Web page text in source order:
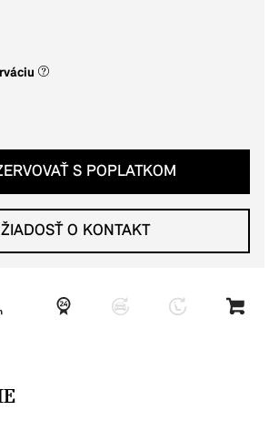
(nové okno)
S POPLATKOM
ŽIADOSŤ O KONTAKT